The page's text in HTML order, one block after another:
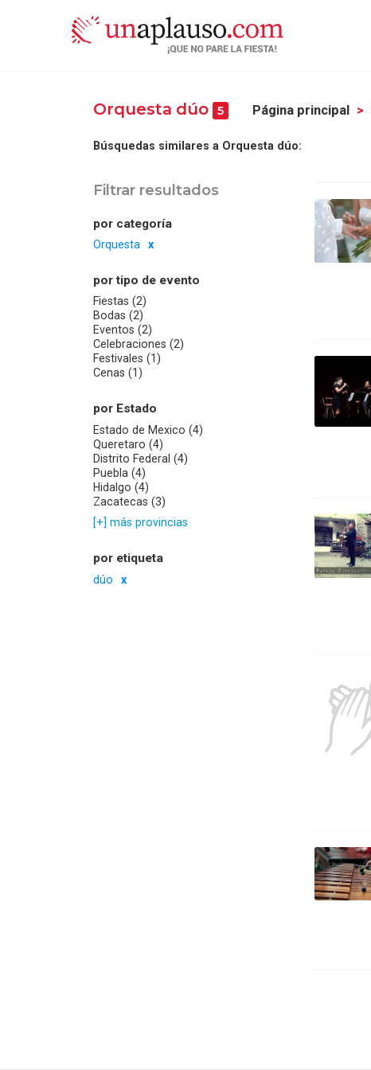
Orquesta dúo 5 Página principal
Búsquedas similares a Orquesta dúo:
Filtrar resultados
por categoría
Orquesta
por tipo de evento
Fiestas (2)
Bodas (2)
Eventos (2)
Celebraciones (2)
Festivales (1)
Cenas (1)
por Estado
Estado de Mexico (4)
Queretaro (4)
Distrito Federal (4)
Puebla (4)
Hidalgo (4)
Zacatecas (3)
[+] más provincias
por etiqueta
dúo